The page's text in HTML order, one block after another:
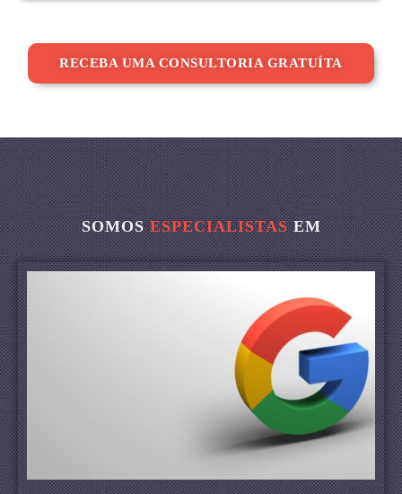
RECEBA UMA CONSULTORIA GRATUÍTA
SOMOSESPECIALISTASEM